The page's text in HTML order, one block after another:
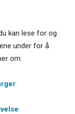
kan lese for og
under for å
om.